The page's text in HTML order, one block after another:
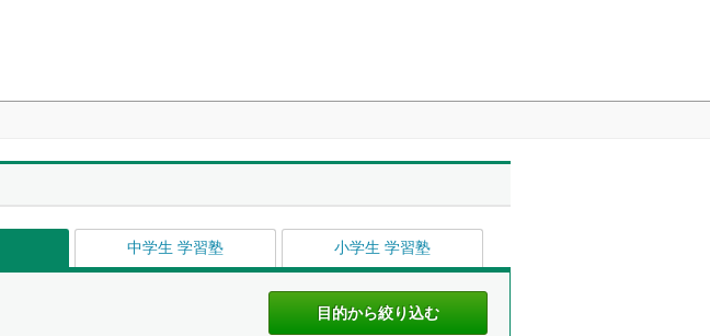
中学生 学習塾 小学生 学習塾